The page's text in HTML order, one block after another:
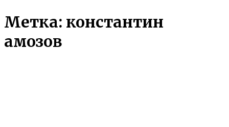
Метка: константин
амозов